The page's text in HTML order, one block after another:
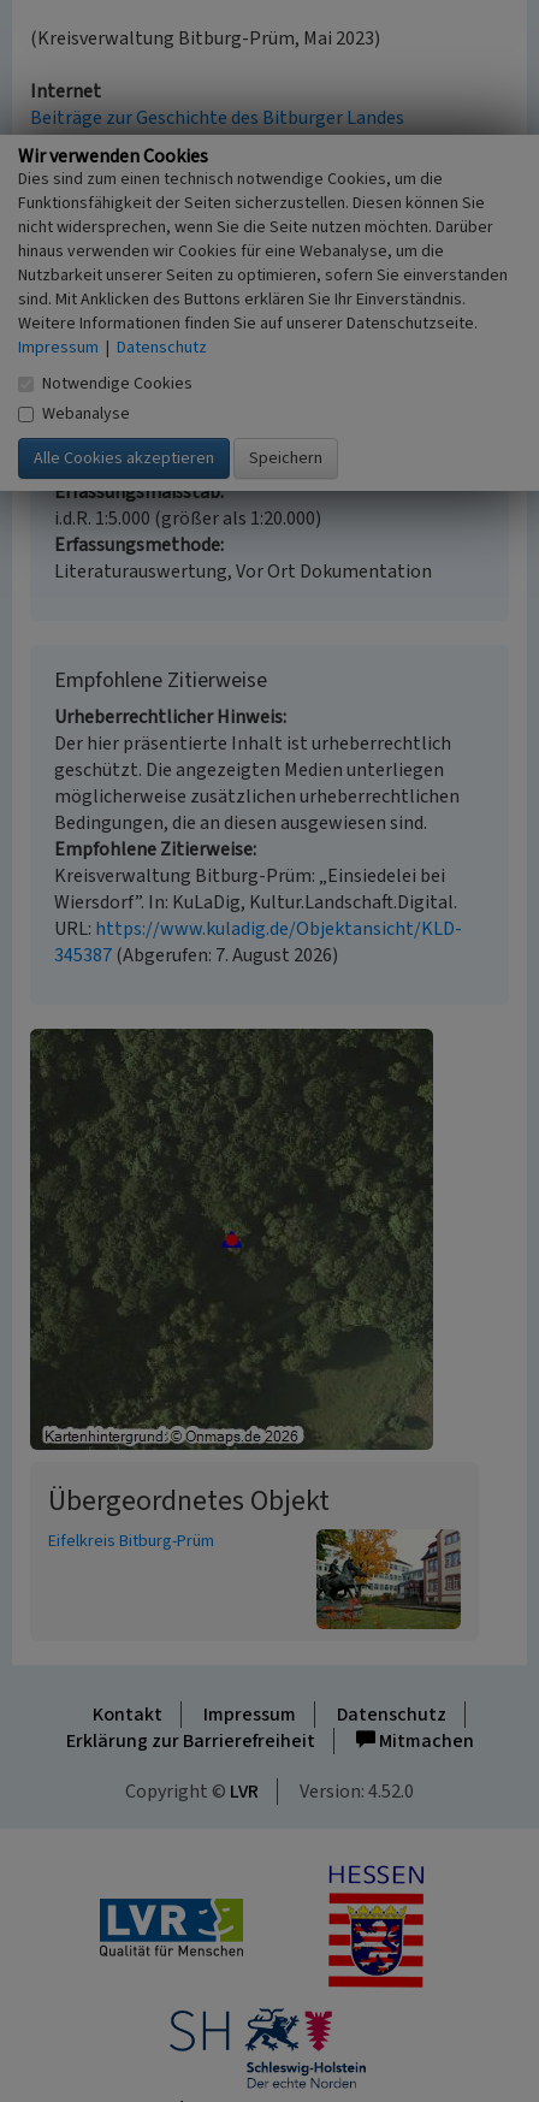
(Kreisverwaltung Bitburg-Prüm, Mai 2023)
Internet
Beiträge zur Geschichte des Bitburger Landes
Kapelle Einsiedelei
Einsiedelei bei Wiersdorf
Schlagwörter
Einsiedelei
Ort
54636 Wiersdorf
Gesetzlich geschütztes Kulturdenkmal
Geschütztes Kulturdenkmal gem. § 8 DSchG
Rheinland-Pfalz
Fachsicht(en)
Denkmalpflege, Landeskunde
Erfassungsmaßstab
i.d.R. 1:5.000 (größer als 1:20.000)
Erfassungsmethode
Literaturauswertung, Vor Ort Dokumentation
Empfohlene Zitierweise
Urheberrechtlicher Hinweis
Der hier präsentierte Inhalt ist urheberrechtlich
geschützt. Die angezeigten Medien unterliegen
möglicherweise zusätzlichen urheberrechtlichen
Bedingungen, die an diesen ausgewiesen sind.
Empfohlene Zitierweise
Kreisverwaltung Bitburg-Prüm: „Einsiedelei bei
Wiersdorf”. In: KuLaDig, Kultur.Landschaft.Digital.
URL: https://www.kuladig.de/Objektansicht/KLD-
345387(Abgerufen: 7. August 2026)
Übergeordnetes Objekt
Eifelkreis Bitburg-Prüm
Kontakt Impressum
Datenschutz
Erklärung zur Barrierefreiheit
Mitmachen
Copyright © LVR Version: 4.52.0
Wir verwenden Cookies
Dies sind zum einen technisch notwendige Cookies, um die
Funktionsfähigkeit der Seiten sicherzustellen. Diesen können Sie
nicht widersprechen, wenn Sie die Seite nutzen möchten. Darüber
hinaus verwenden wir Cookies für eine Webanalyse, um die
Nutzbarkeit unserer Seiten zu optimieren, sofern Sie einverstanden
sind. Mit Anklicken des Buttons erklären Sie Ihr Einverständnis.
Weitere Informationen finden Sie auf unserer Datenschutzseite.
Impressum | Datenschutz
Notwendige Cookies
Webanalyse